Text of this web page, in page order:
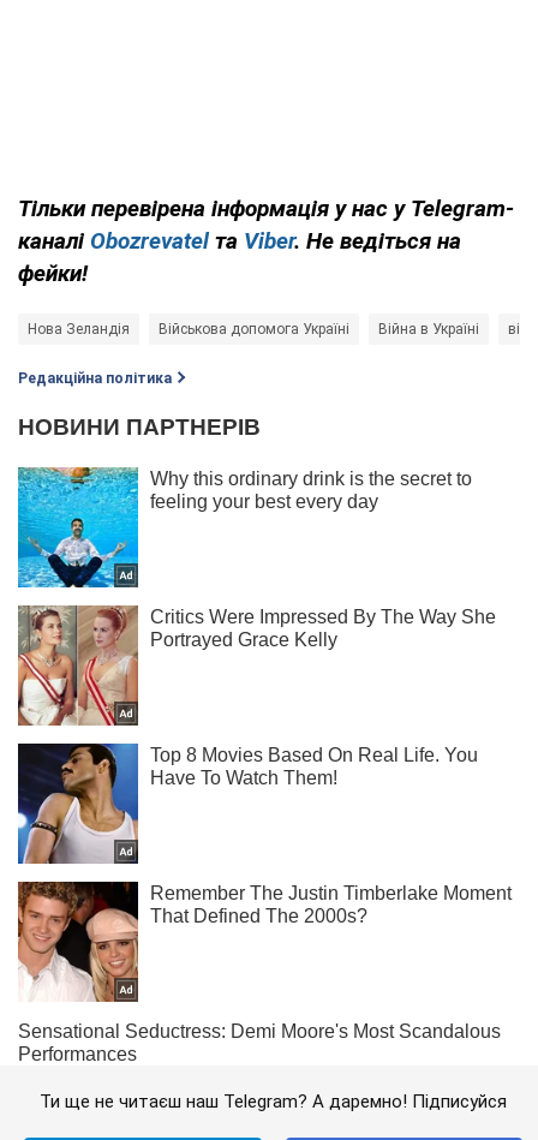
Тільки перевірена інформація у нас у Telegram-
каналі Obozrevatelта Viber. Не ведіться на
фейки!
Нова Зеландія Військова допомога Україні Війна в Україні
Редакційна політика
Ти ще не читаєш наш Telegram? А даремно! Підписуйся